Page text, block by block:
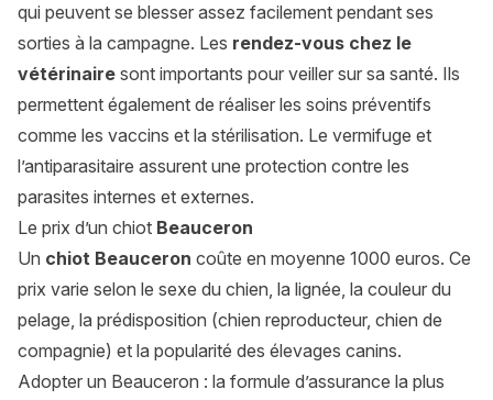
qui peuvent se blesser assez facilement pendant ses
sorties à la campagne. Les rendez-vous chez le
vétérinaire sont importants pour veiller sur sa santé. Ils
permettent également de réaliser les soins préventifs
comme les vaccins et la stérilisation. Le vermifuge et
l’antiparasitaire assurent une protection contre les
parasites internes et externes.
Le prix d’un chiot Beauceron
Un chiot Beauceron coûte en moyenne 1000 euros. Ce
prix varie selon le sexe du chien, la lignée, la couleur du
pelage, la prédisposition (chien reproducteur, chien de
compagnie) et la popularité des élevages canins.
Adopter un Beauceron : la formule d’assurance la plus